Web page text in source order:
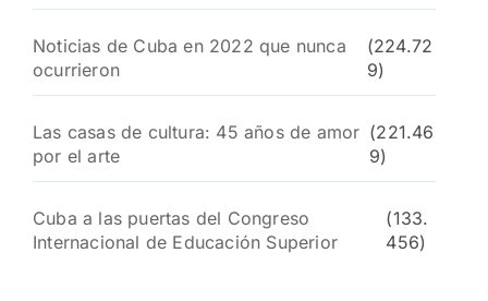
Noticias de Cuba en 2022 que nunca
ocurrieron
(224.72
9)
Las casas de cultura: 45 años de amor
por el arte
(221.46
9)
Cuba a las puertas del Congreso
Internacional de Educación Superior
(133.
456)